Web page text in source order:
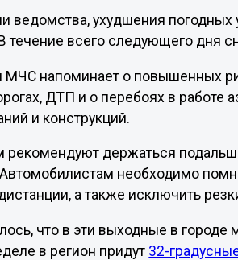
ведомства, ухудшения погодных
течение всего следующего дня
МЧС напоминает о повышенных
ДТП и о перебоях в работе
и конструкций.
держаться
необходимо
а также исключить
что в эти выходные в городе
в регион придут 32-